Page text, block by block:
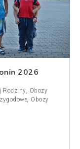
2026
Rodziny, Obozy
, Obozy